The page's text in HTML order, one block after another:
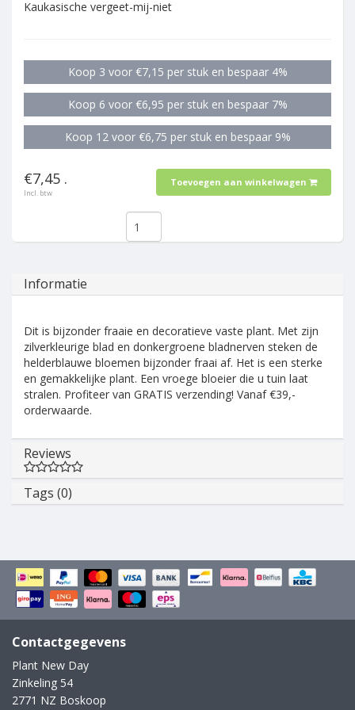
Kaukasische vergeet-mij-niet
Koop 3 voor €7,15 per stuk en bespaar 4%
Koop 6 voor €6,95 per stuk en bespaar 7%
Koop 12 voor €6,75 per stuk en bespaar 9%
€7,45 .
Incl. btw
Toevoegen aan winkelwagen
Informatie
Dit is bijzonder fraaie en decoratieve vaste plant. Met zijn
zilverkleurige blad en donkergroene bladnerven steken de
helderblauwe bloemen bijzonder fraai af. Het is een sterke
en gemakkelijke plant. Een vroege bloeier die u tuin laat
stralen. Profiteer van GRATIS verzending! Vanaf €39,-
orderwaarde.
Reviews
Tags (0)
Contactgegevens
Plant New Day
Zinkeling 54
2771 NZ Boskoop